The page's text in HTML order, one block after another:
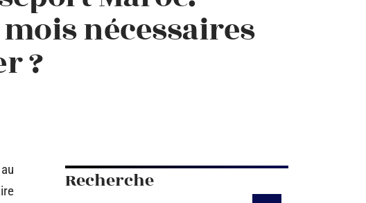
nécessaires
?
Recherche